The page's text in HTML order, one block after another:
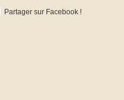
Partager sur Facebook !